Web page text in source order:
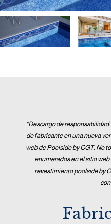
*Descargo de
de fabricante en una nueva
web de Poolside by CGT. No
enumerados en el sitio
revestimiento poolside by